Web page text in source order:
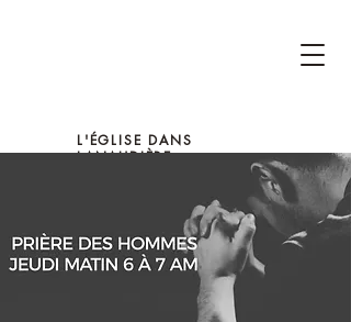
L'ÉGLISE DANS
LANAUDIÈRE